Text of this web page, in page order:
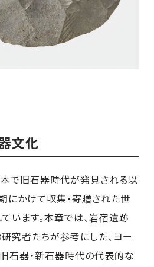
文化
で旧石器時代が発見される以
にかけて収集・寄贈された世
います。本章では、岩宿遺跡
究者たちが参考にした、ヨー
石器・新石器時代の代表的な